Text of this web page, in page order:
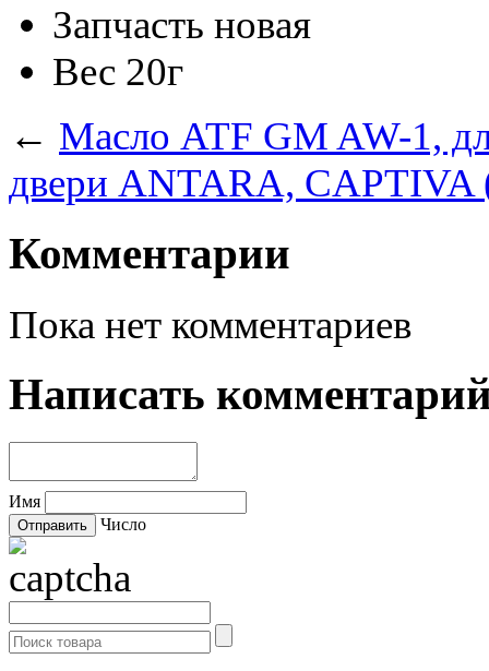
Запчасть новая
Вес 20г
← Масло ATF GM AW-1,
двери ANTARA, CAPTIVA
Комментарии
Пока нет комментариев
Написать
Имя
Число